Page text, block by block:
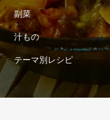
副菜
汁もの
テーマ別レシピ